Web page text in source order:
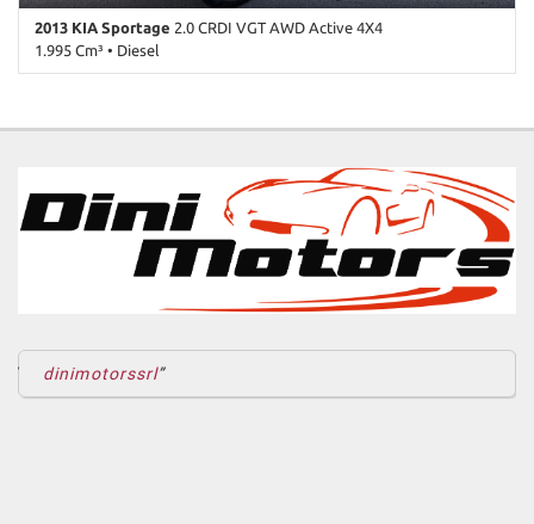
2013 KIA Sportage 2.0 CRDI VGT AWD Active 4X4
1.995 Cm³ • Diesel
Antifurto • Autoradio • Bluetooth • Cerchi in lega • Chiusura
• ESP • Fendinebbia • Immobilizzatore elettronico • Sensore di
pioggia • Servosterzo • Specchietti laterali elettrici
dinimotorssrl